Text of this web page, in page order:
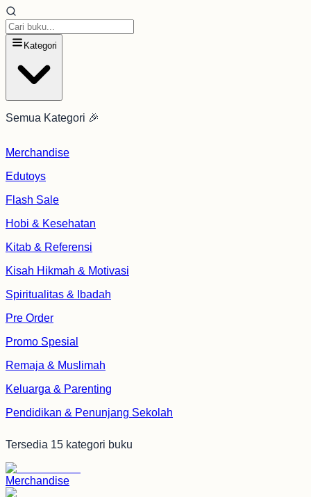
Kategori
Semua Kategori 🎉
Merchandise
Edutoys
Flash Sale
Hobi & Kesehatan
Kitab & Referensi
Kisah Hikmah & Motivasi
Spiritualitas & Ibadah
Pre Order
Promo Spesial
Remaja & Muslimah
Keluarga & Parenting
Pendidikan & Penunjang Sekolah
Produk Ecer
Keep Prioritas
Tersedia 15 kategori buku
Merchandise